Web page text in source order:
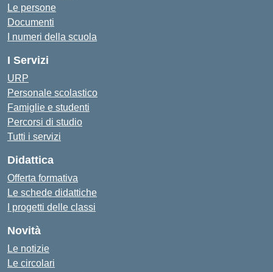
Le persone
Documenti
I numeri della scuola
I Servizi
URP
Personale scolastico
Famiglie e studenti
Percorsi di studio
Tutti i servizi
Didattica
Offerta formativa
Le schede didattiche
I progetti delle classi
Novità
Le notizie
Le circolari